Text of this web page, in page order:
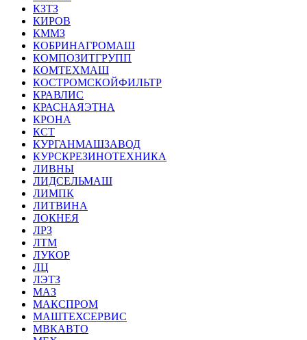
КЗТЗ
КИРОВ
КММЗ
КОБРИНАГРОМАШ
КОМПОЗИТГРУПП
КОМТЕХМАШ
КОСТРОМСКОЙФИЛЬТР
КРАВЛИС
КРАСНАЯЭТНА
КРОНА
КСТ
КУРГАНМАШЗАВОД
КУРСКРЕЗИНОТЕХНИКА
ЛИВНЫ
ЛИДСЕЛЬМАШ
ЛИМПК
ЛИТВИНА
ЛОКНЕЯ
ЛРЗ
ЛТМ
ЛУКОР
ЛЦ
ЛЭТЗ
МАЗ
МАКСПРОМ
МАШТЕХСЕРВИС
МВКАВТО